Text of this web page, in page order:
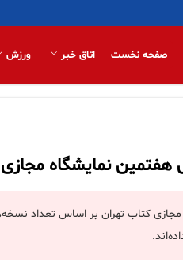
صفحه نخست اتاق خبر ورزش
مجازی کتاب تهران بر اساس